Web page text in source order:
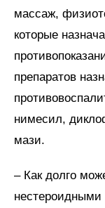
массаж,
которые
препаратов
нимесил,
мази.
– Как долго
нестероидными